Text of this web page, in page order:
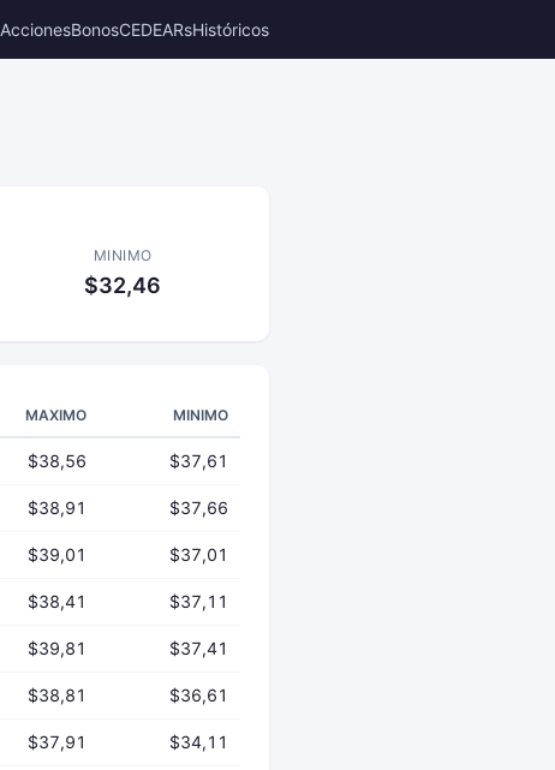
AccionesBonosCEDEARsHistóricos
MINIMO
$32,46
MAXIMO MINIMO
$38,56 $37,61
$38,91 $37,66
$39,01 $37,01
$38,41 $37,11
$39,81 $37,41
$38,81 $36,61
$37,91 $34,11